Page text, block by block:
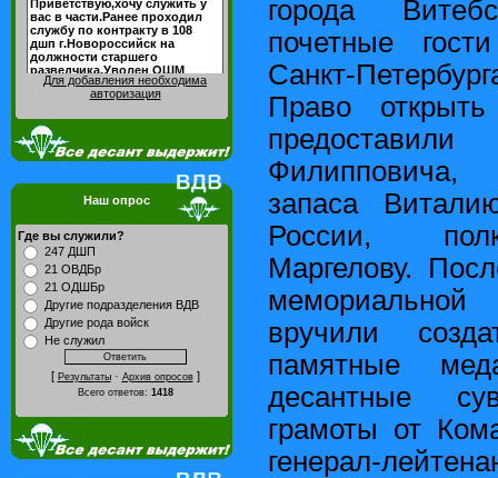
Для добавления необходима
авторизация
Наш опрос
Где вы служили?
247 ДШП
21 ОВДБр
21 ОДШБр
Другие подразделения ВДВ
Другие рода войск
Не служил
[ Результаты· Архив опросов]
Всего ответов: 1418
города
почетные
Санкт-
Право
Филипповича,
запаса
России,
Маргелову.
вручили
памятные
десантные
грамоты от
генерал-